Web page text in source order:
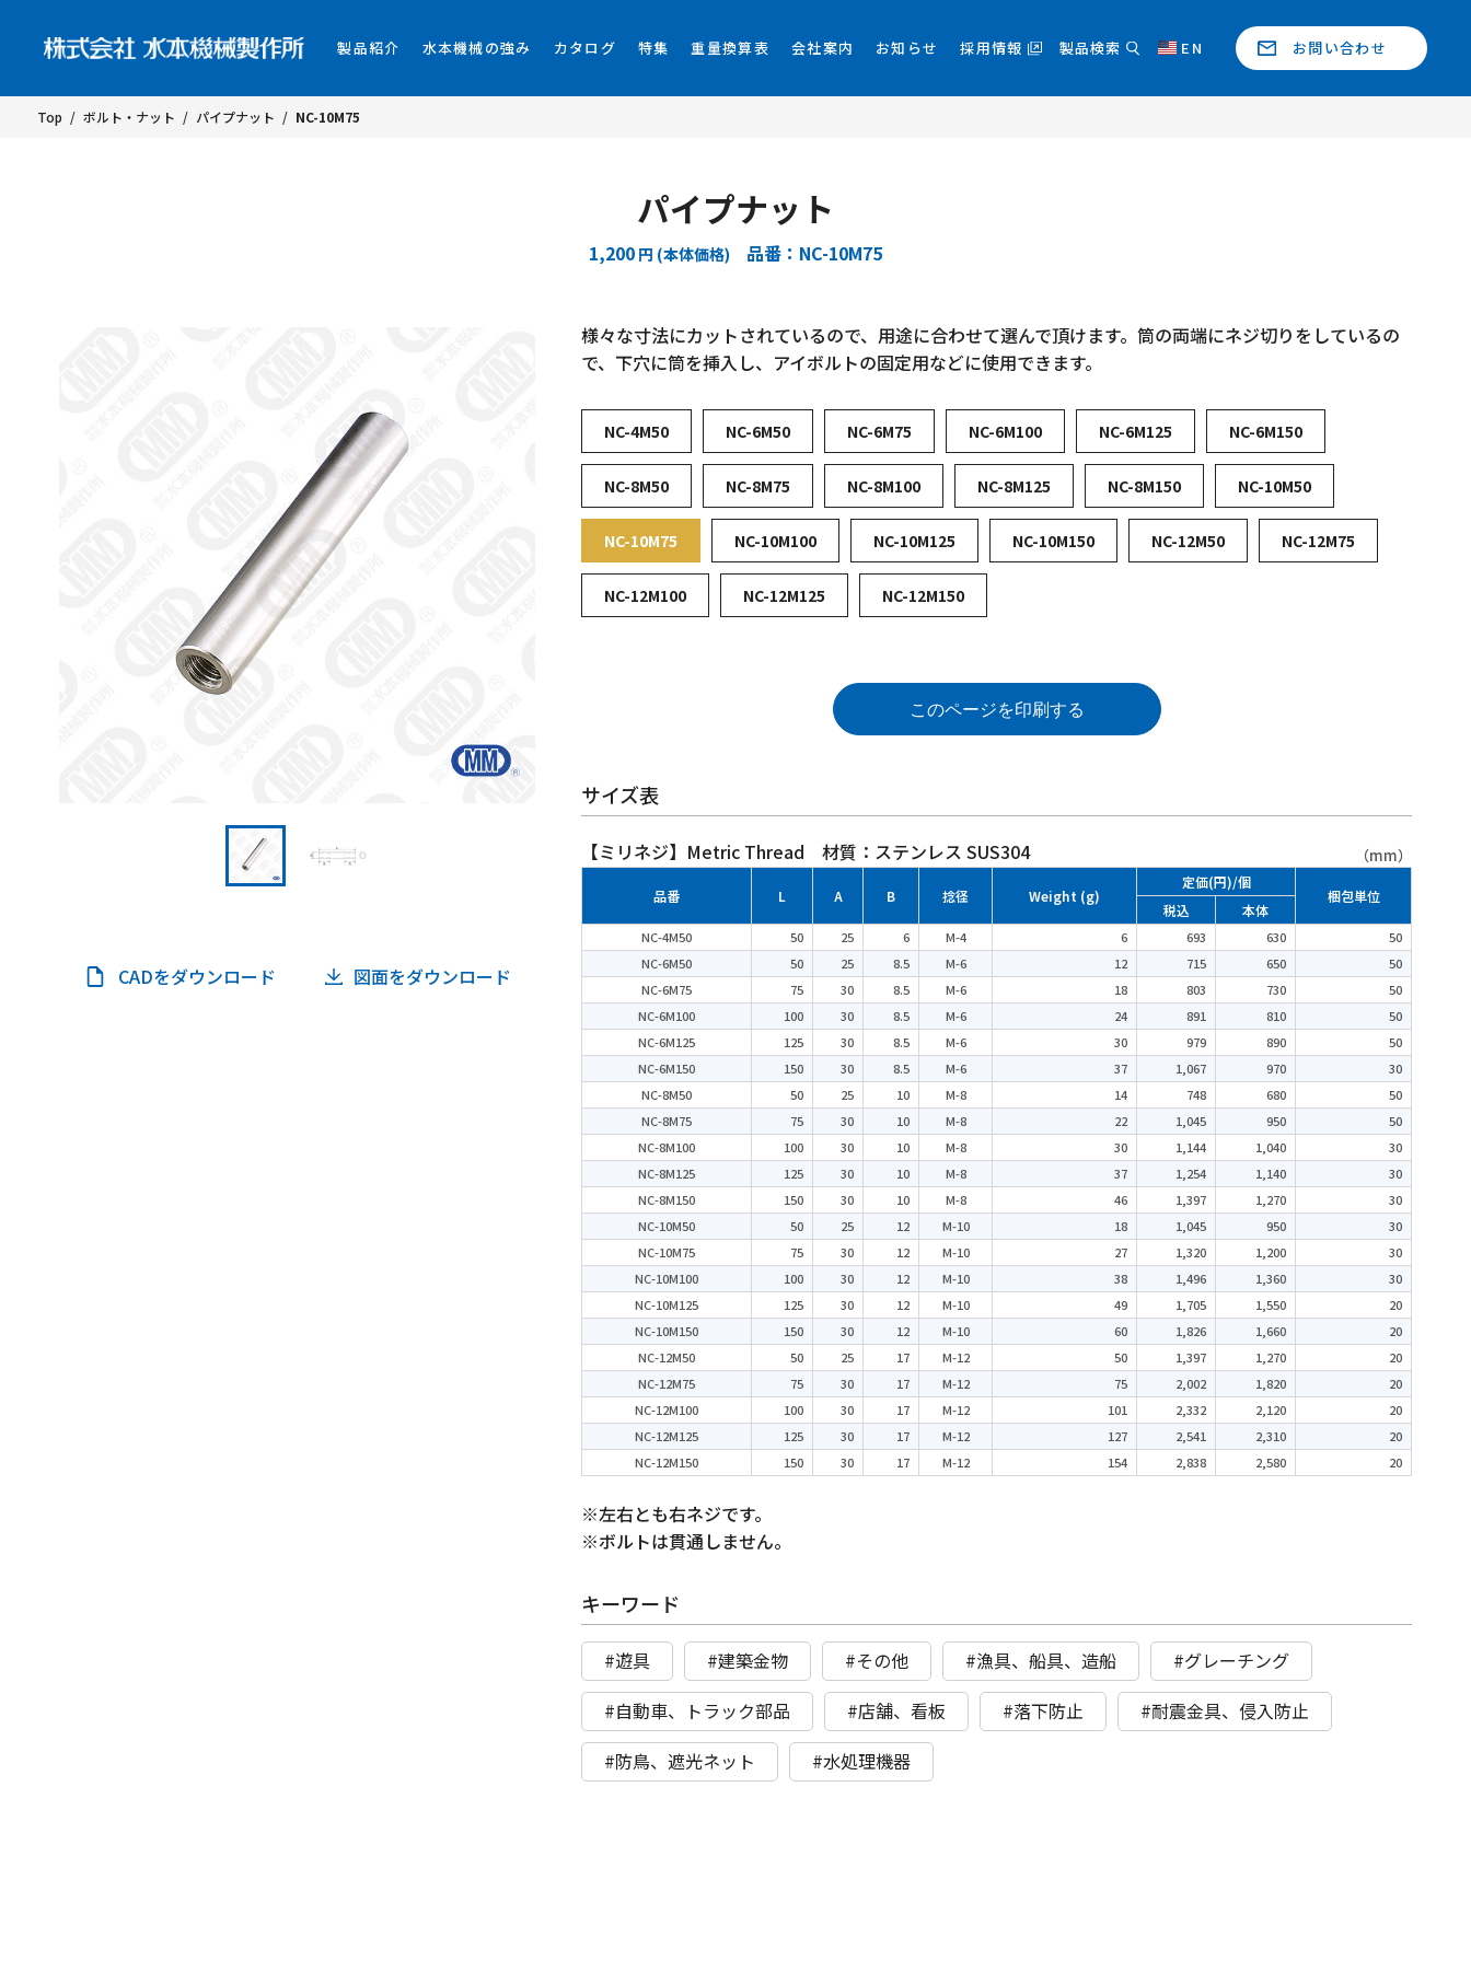
製品紹介 水本機械の強み カタログ 特集 重量換算表 会社案内 お知らせ 採用情報 製品検索 EN お問い合わせ
Top / ボルト・ナット / パイプナット / NC-10M75
パイプナット
1,200 円 (本体価格) 品番：NC-10M75
CADをダウンロード 図面をダウンロード
様々な寸法にカットされているので、用途に合わせて選んで頂けます。筒の両端にネジ切りをしているの
で、下穴に筒を挿入し、アイボルトの固定用などに使用できます。
NC-4M50 NC-6M50 NC-6M75 NC-6M100 NC-6M125 NC-6M150
NC-8M50 NC-8M75 NC-8M100 NC-8M125 NC-8M150 NC-10M50
NC-10M75 NC-10M100 NC-10M125 NC-10M150 NC-12M50 NC-12M75
NC-12M100 NC-12M125 NC-12M150
このページを印刷する
サイズ表
【ミリネジ】Metric Thread 材質：ステンレス SUS304 （mm）
品番 L A B 捻径 Weight (g)
定価(円)/個
梱包単位
税込 本体
NC-4M50 50 25 6 M-4 6 693 630
50
NC-6M50
50 25 8.5 M-6 12 715 650
50
NC-6M75
75 30 8.5 M-6 18 803 730
50
NC-6M100
100 30 8.5 M-6 24 891 810
50
NC-6M125
125 30 8.5 M-6 30 979 890
50
NC-6M150
150 30 8.5 M-6 37 1,067 970
30
NC-8M50
50 25 10 M-8 14 748 680
50
NC-8M75
75 30 10 M-8 22 1,045 950
50
NC-8M100
100 30 10 M-8 30 1,144 1,040
30
NC-8M125
125 30 10 M-8 37 1,254 1,140
30
NC-8M150
150 30 10 M-8 46 1,397 1,270
30
NC-10M50
50 25 12 M-10 18 1,045 950
30
NC-10M75
75 30 12 M-10 27 1,320 1,200
30
NC-10M100
100 30 12 M-10 38 1,496 1,360
30
NC-10M125
125 30 12 M-10 49 1,705 1,550
20
NC-10M150
150 30 12 M-10 60 1,826 1,660
20
NC-12M50
50 25 17 M-12 50 1,397 1,270
20
NC-12M75
75 30 17 M-12 75 2,002 1,820
20
NC-12M100
100 30 17 M-12 101 2,332 2,120
20
NC-12M125
125 30 17 M-12 127 2,541 2,310
20
NC-12M150
150 30 17 M-12 154 2,838 2,580 20
※左右とも右ネジです。
※ボルトは貫通しません。
キーワード
#遊具 #建築金物 #その他 #漁具、船具、造船
#グレーチング
#自動車、トラック部品
#店舗、看板 #落下防止
#耐震金具、侵入防止
#防鳥、遮光ネット
#水処理機器